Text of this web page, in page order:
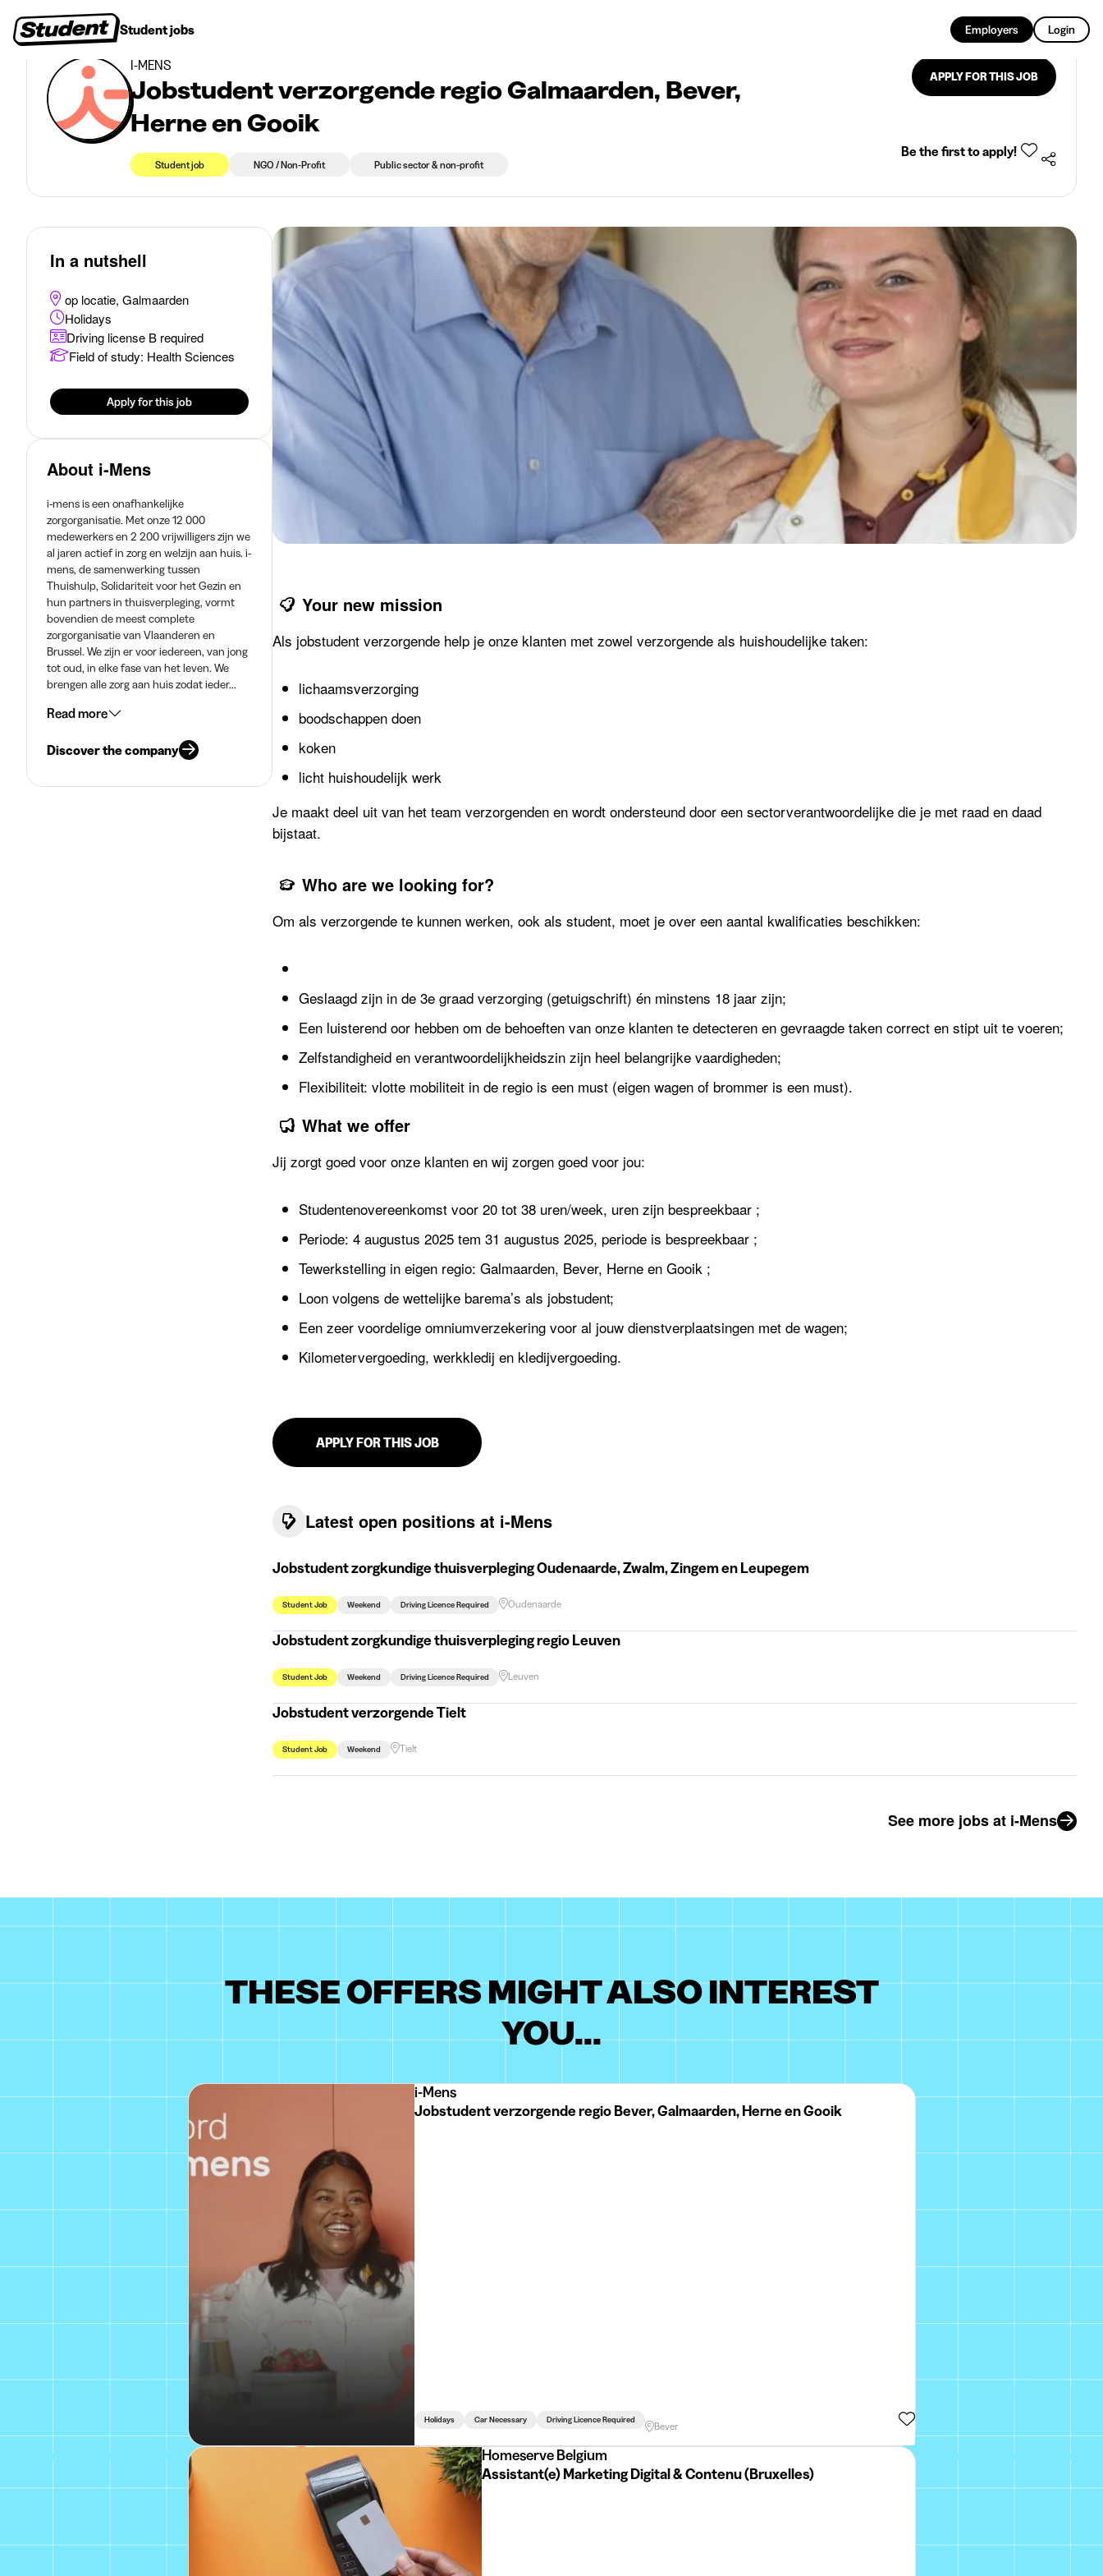
Student jobs Employers Login
Student jobs>Galmaarden
I-MENS
Jobstudent verzorgende regio Galmaarden, Bever,
Herne en Gooik
Student job NGO / Non-Profit Public sector & non-profit
APPLY FOR THIS JOB
Be the first to apply!
In a nutshell
op locatie, Galmaarden
Holidays
Driving license B required
Field of study: Health Sciences
Apply for this job
About i-Mens
i-mens is een onafhankelijke
zorgorganisatie. Met onze 12 000
medewerkers en 2 200 vrijwilligers zijn we
al jaren actief in zorg en welzijn aan huis. i-
mens, de samenwerking tussen
Thuishulp, Solidariteit voor het Gezin en
hun partners in thuisverpleging, vormt
bovendien de meest complete
zorgorganisatie van Vlaanderen en
Brussel. We zijn er voor iedereen, van jong
tot oud, in elke fase van het leven. We
brengen alle zorg aan huis zodat ieder...
Read more
Discover the company
Your new mission
Als jobstudent verzorgende help je onze klanten met zowel verzorgende als huishoudelijke taken:
lichaamsverzorging
boodschappen doen
koken
licht huishoudelijk werk
Je maakt deel uit van het team verzorgenden en wordt ondersteund door een sectorverantwoordelijke die je met raad en daad
bijstaat.
Who are we looking for?
Om als verzorgende te kunnen werken, ook als student, moet je over een aantal kwalificaties beschikken:
Geslaagd zijn in de 3e graad verzorging (getuigschrift) én minstens 18 jaar zijn;
Een luisterend oor hebben om de behoeften van onze klanten te detecteren en gevraagde taken correct en stipt uit te voeren;
Zelfstandigheid en verantwoordelijkheidszin zijn heel belangrijke vaardigheden;
Flexibiliteit: vlotte mobiliteit in de regio is een must (eigen wagen of brommer is een must).
What we offer
Jij zorgt goed voor onze klanten en wij zorgen goed voor jou:
Studentenovereenkomst voor 20 tot 38 uren/week, uren zijn bespreekbaar ;
Periode: 4 augustus 2025 tem 31 augustus 2025, periode is bespreekbaar ;
Tewerkstelling in eigen regio: Galmaarden, Bever, Herne en Gooik ;
Loon volgens de wettelijke barema’s als jobstudent;
Een zeer voordelige omniumverzekering voor al jouw dienstverplaatsingen met de wagen;
Kilometervergoeding, werkkledij en kledijvergoeding.
APPLY FOR THIS JOB
Latest open positions at i-Mens
Jobstudent zorgkundige thuisverpleging Oudenaarde, Zwalm, Zingem en Leupegem
Student Job Weekend Driving Licence Required Oudenaarde
Jobstudent zorgkundige thuisverpleging regio Leuven
Student Job Weekend Driving Licence Required Leuven
Jobstudent verzorgende Tielt
Student Job Weekend Tielt
See more jobs at i-Mens
THESE OFFERS MIGHT ALSO INTEREST
YOU...
i-Mens
Jobstudent verzorgende regio Bever, Galmaarden, Herne en Gooik
Holidays Car Necessary Driving Licence Required
Bever
Homeserve Belgium
Assistant(e) Marketing Digital & Contenu (Bruxelles)